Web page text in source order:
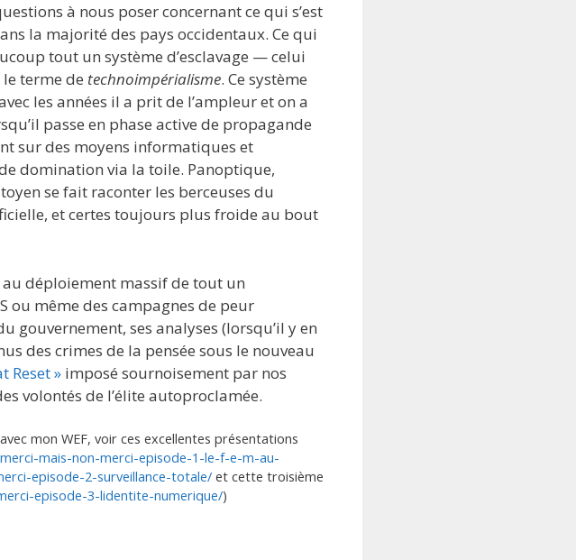
à nous poser concernant ce qui s’est
la majorité des pays occidentaux. Ce qui
tout un système d’esclavage — celui
terme de technoimpérialisme. Ce système
les années il a prit de l’ampleur et on a
passe en phase active de propagande
sur des moyens informatiques et
domination via la toile. Panoptique,
se fait raconter les berceuses du
et certes toujours plus froide au bout
déploiement massif de tout un
ou même des campagnes de peur
gouvernement, ses analyses (lorsqu’il y en
des crimes de la pensée sous le nouveau
Reset » imposé sournoisement par nos
volontés de l’élite autoproclamée.
mon WEF, voir ces excellentes présentations
mais-non-merci-episode-1-le-f-e-m-au-
episode-2-surveillance-totale/ et cette troisième
episode-3-lidentite-numerique/)